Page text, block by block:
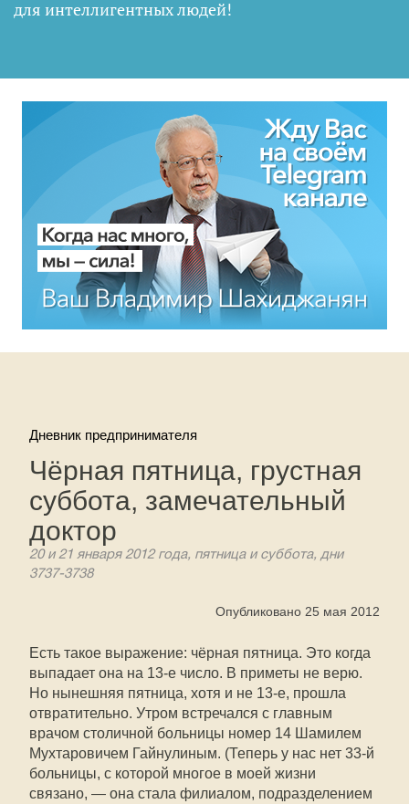
для интеллигентных людей!
Дневник предпринимателя
Чёрная пятница, грустная
суббота, замечательный
доктор
20 и 21 января 2012 года, пятница и суббота, дни
3737-3738
Опубликовано 25 мая 2012
Есть такое выражение: чёрная пятница. Это когда
выпадает она на 13-е число. В приметы не верю.
Но нынешняя пятница, хотя и не 13-е, прошла
отвратительно. Утром встречался с главным
врачом столичной больницы номер 14 Шамилем
Мухтаровичем Гайнулиным. (Теперь у нас нет 33-й
больницы, с которой многое в моей жизни
связано, — она стала филиалом, подразделением